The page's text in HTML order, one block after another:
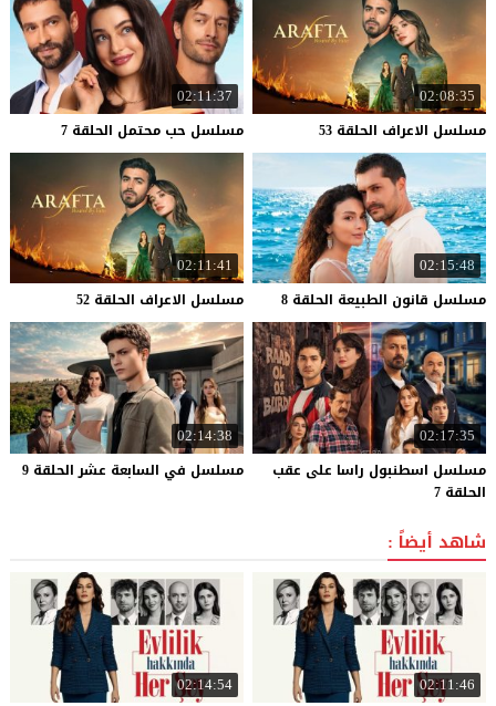
02:08:35
مسلسل الاعراف الحلقة 53
02:11:37
مسلسل حب محتمل الحلقة 7
02:15:48
مسلسل قانون الطبيعة الحلقة 8
02:11:41
مسلسل الاعراف الحلقة 52
02:17:35
مسلسل اسطنبول راسا على عقب
الحلقة 7
02:14:38
مسلسل في السابعة عشر الحلقة 9
شاهد أيضاً :
02:11:46
02:14:54